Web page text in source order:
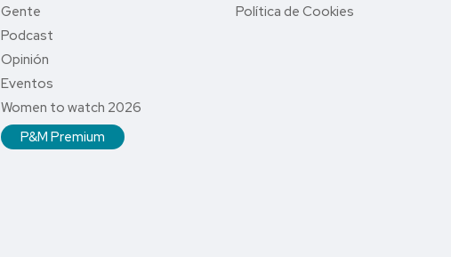
Gente
Podcast
Opinión
Eventos
Women to watch 2026
P&M Premium
Política de Cookies